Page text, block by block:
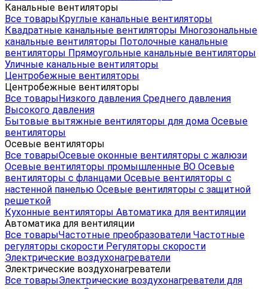
Канальные вентиляторы
Все товарыКруглые канальные вентиляторы
Квадратные канальные вентиляторы Многозональные
канальные вентиляторы Потолочные канальные
вентиляторы Прямоугольные канальные вентиляторы
Уличные канальные вентиляторы
Центробежные вентиляторы
Центробежные вентиляторы
Все товарыНизкого давления Среднего давления
Высокого давления
Бытовые вытяжные вентиляторы для дома Осевые
вентиляторы
Осевые вентиляторы
Все товарыОсевые оконные вентиляторы с жалюзи
Осевые вентиляторы промышленные ВО Осевые
вентиляторы с фланцами Осевые вентиляторы с
настенной панелью Осевые вентиляторы с защитной
решеткой
Кухонные вентиляторы Автоматика для вентиляции
Автоматика для вентиляции
Все товарыЧастотные преобразователи Частотные
регуляторы скорости Регуляторы скорости
Электрические воздухонагреватели
Электрические воздухонагреватели
Все товарыЭлектрические воздухонагреватели для